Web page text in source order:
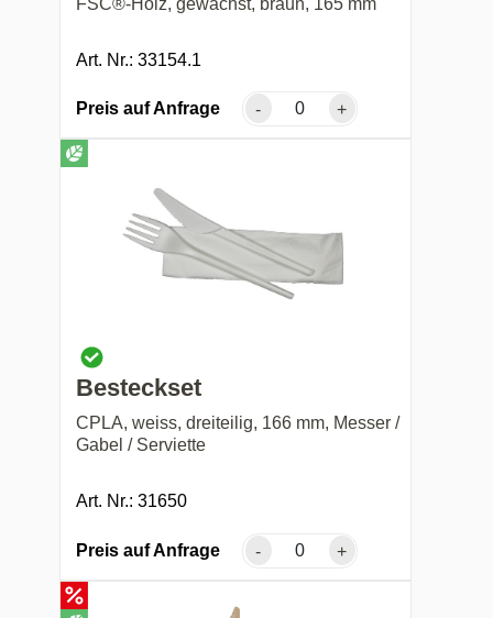
Art. Nr.: 33154.1
Preis auf Anfrage - +
Besteckset
CPLA, weiss, dreiteilig, 166 mm, Messer /
Gabel / Serviette
Art. Nr.: 31650
Preis auf Anfrage - +